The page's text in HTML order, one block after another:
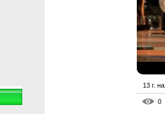
13 г.
0